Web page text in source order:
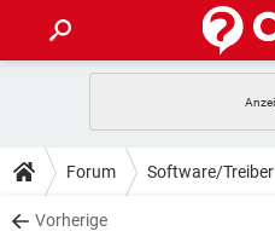
ANDROID
WINDOWS 10
TIPPS & TRICKS
SPIELE
DOWNLOADS
Forum Software/Treiber
Vorherige